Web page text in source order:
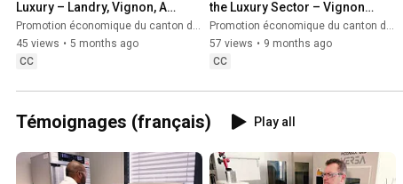
Luxury – Landry, Vignon, Adi,
Amacker, Lévesque &
Krattiger
Promotion économique du canton de Fribourg
45 views • 5 months ago
CC
the Luxury Sector – Vignon,
Adi, Amacker, Landry,
Lévesque & Krattiger
Promotion économique du canton de Fribourg
57 views • 9 months ago
CC
Témoignages (français) Play all